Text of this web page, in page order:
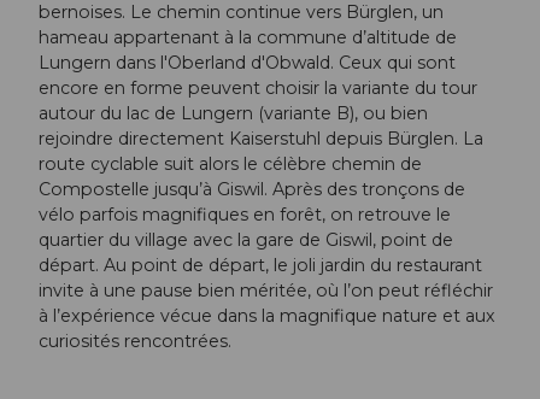
bernoises. Le chemin continue vers Bürglen, un
hameau appartenant à la commune d’altitude de
Lungern dans l'Oberland d'Obwald. Ceux qui sont
encore en forme peuvent choisir la variante du tour
autour du lac de Lungern (variante B), ou bien
rejoindre directement Kaiserstuhl depuis Bürglen. La
route cyclable suit alors le célèbre chemin de
Compostelle jusqu’à Giswil. Après des tronçons de
vélo parfois magnifiques en forêt, on retrouve le
quartier du village avec la gare de Giswil, point de
départ. Au point de départ, le joli jardin du restaurant
invite à une pause bien méritée, où l’on peut réfléchir
à l’expérience vécue dans la magnifique nature et aux
curiosités rencontrées.